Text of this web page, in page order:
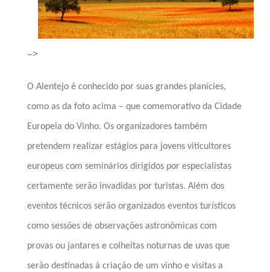
–>
O Alentejo é conhecido por suas grandes planícies,
como as da foto acima – que comemorativo da Cidade
Europeia do Vinho. Os organizadores também
pretendem realizar estágios para jovens viticultores
europeus com seminários dirigidos por especialistas
certamente serão invadidas por turistas. Além dos
eventos técnicos serão organizados eventos turísticos
como sessões de observações astronômicas com
provas ou jantares e colheitas noturnas de uvas que
serão destinadas à criação de um vinho e visitas a